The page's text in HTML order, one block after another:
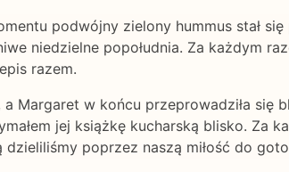
podwójny zielony hummus stał
niedzielne popołudnia. Za każdym
razem.
a Margaret w końcu przeprowadziła się
jej książkę kucharską blisko. Za
dzieliliśmy poprzez naszą miłość do